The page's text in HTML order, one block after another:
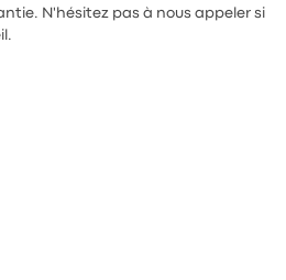
N'hésitez pas à nous appeler si